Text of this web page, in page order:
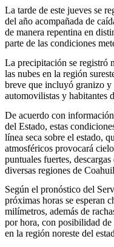
La tarde de este jueves se
del año acompañada de
de manera repentina en
parte de las condiciones
La precipitación se registró
las nubes en la región
breve que incluyó granizo y
automovilistas y habitantes
De acuerdo con
del Estado, estas
línea seca sobre el estado,
atmosféricos provocará
puntuales fuertes,
diversas regiones de
Según el pronóstico del
próximas horas se esperan
milímetros, además de
por hora, con posibilidad
en la región noreste del